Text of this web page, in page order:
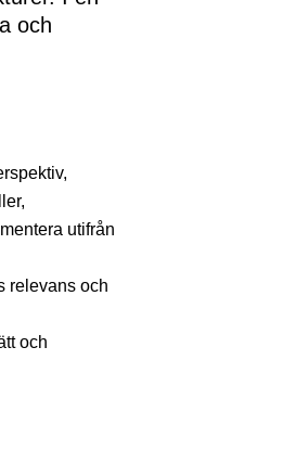
och
utifrån
relevans och
och